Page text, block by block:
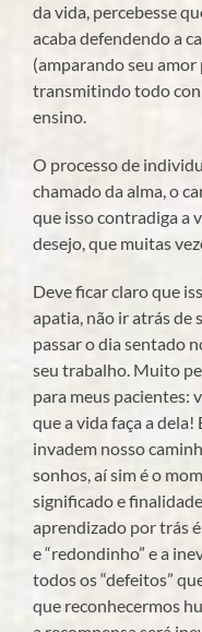
da vida, percebesse
acaba defendendo a
(amparando seu amor
transmitindo todo
ensino.
O processo de
chamado da alma, o
que isso contradiga a
desejo, que muitas
Deve ficar claro que
apatia, não ir atrás de
passar o dia sentado
seu trabalho. Muito
para meus pacientes:
que a vida faça a
invadem nosso
sonhos, aí sim é o
significado e
aprendizado por trás
e “redondinho” e a
todos os “defeitos”
que reconhecermos